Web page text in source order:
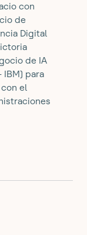
con
de
Digital
de IA
IBM) para
el